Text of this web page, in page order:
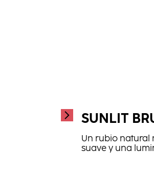
SUNLIT
Un rubio natural
suave y una